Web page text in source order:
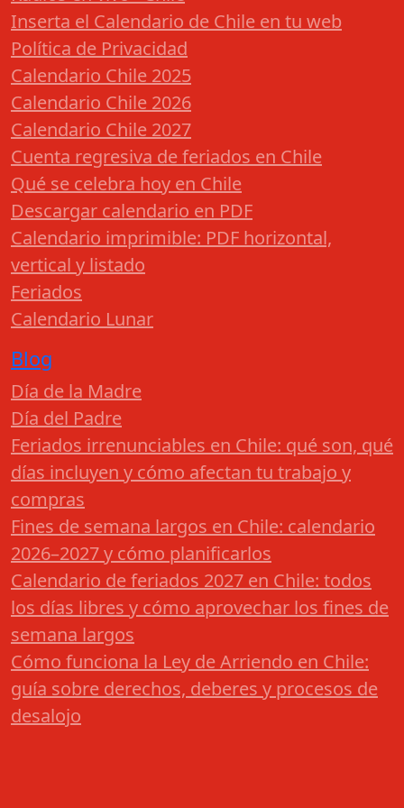
Inserta el Calendario de Chile en tu web
Política de Privacidad
Calendario Chile 2025
Calendario Chile 2026
Calendario Chile 2027
Cuenta regresiva de feriados en Chile
Qué se celebra hoy en Chile
Descargar calendario en PDF
Calendario imprimible: PDF horizontal,
vertical y listado
Feriados
Calendario Lunar
Blog
Día de la Madre
Día del Padre
Feriados irrenunciables en Chile: qué son, qué
días incluyen y cómo afectan tu trabajo y
compras
Fines de semana largos en Chile: calendario
2026–2027 y cómo planificarlos
Calendario de feriados 2027 en Chile: todos
los días libres y cómo aprovechar los fines de
semana largos
Cómo funciona la Ley de Arriendo en Chile:
guía sobre derechos, deberes y procesos de
desalojo